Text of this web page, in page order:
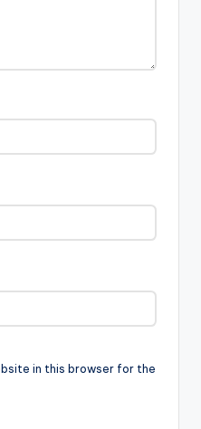
in this browser for the